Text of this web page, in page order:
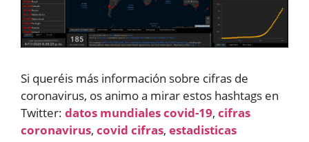
Si queréis más información sobre cifras de
coronavirus, os animo a mirar estos hashtags en
Twitter: datos mundiales covid-19, cifras
coronavirus, covid cifras, estadisticas